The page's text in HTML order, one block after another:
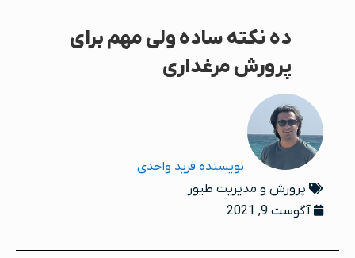
ده نکته ساده ولی مهم برای
پرورش مرغداری
نویسنده فرید واحدی
پرورش و مدیریت طیور
آگوست 9, 2021